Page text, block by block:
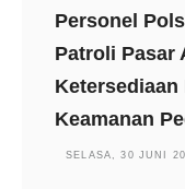
Personel
Patroli Pasar
Ketersediaan
Keamanan
SELASA, 30 JUNI